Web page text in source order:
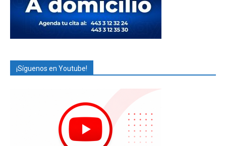
¡Síguenos en Youtube!